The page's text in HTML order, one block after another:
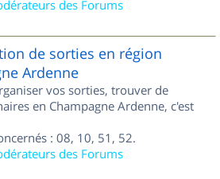
des Forums
de sorties en région
Ardenne
vos sorties, trouver de
en Champagne Ardenne, c'est
: 08, 10, 51, 52.
des Forums